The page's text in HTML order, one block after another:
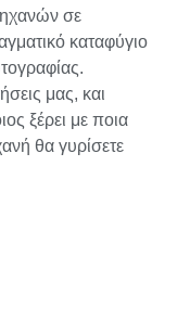
σε
καταφύγιο
μας, και
ξέρει με ποια
θα γυρίσετε